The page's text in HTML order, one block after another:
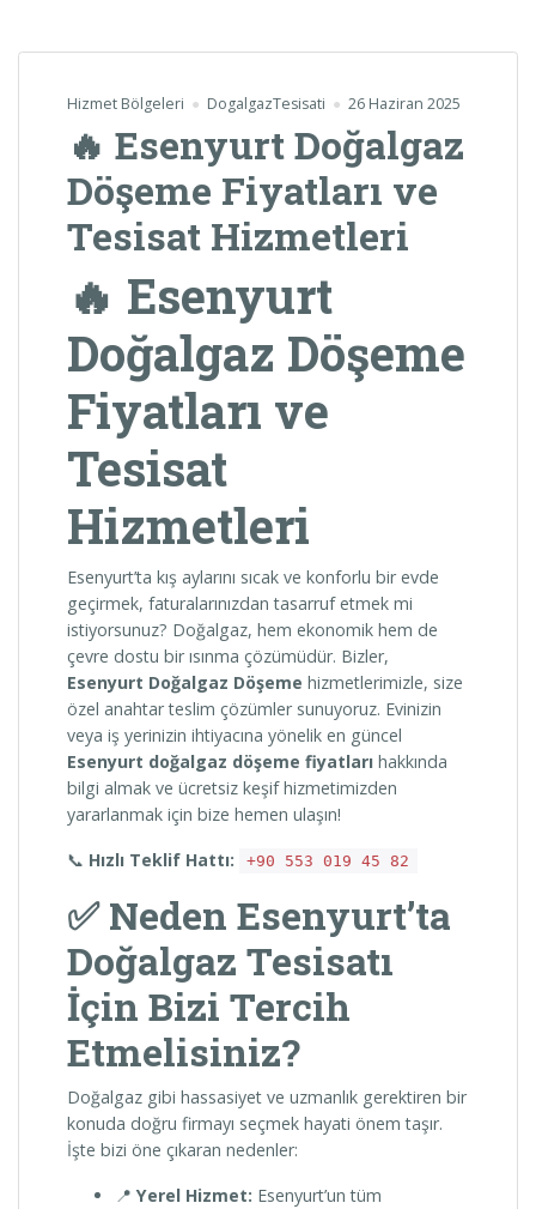
Hizmet Bölgeleri DogalgazTesisati 26 Haziran 2025
🔥 Esenyurt Doğalgaz
Döşeme Fiyatları ve
Tesisat Hizmetleri
🔥 Esenyurt
Doğalgaz Döşeme
Fiyatları ve
Tesisat
Hizmetleri
Esenyurt’ta kış aylarını sıcak ve konforlu bir evde
geçirmek, faturalarınızdan tasarruf etmek mi
istiyorsunuz? Doğalgaz, hem ekonomik hem de
çevre dostu bir ısınma çözümüdür. Bizler,
Esenyurt Doğalgaz Döşeme hizmetlerimizle, size
özel anahtar teslim çözümler sunuyoruz. Evinizin
veya iş yerinizin ihtiyacına yönelik en güncel
Esenyurt doğalgaz döşeme fiyatları hakkında
bilgi almak ve ücretsiz keşif hizmetimizden
yararlanmak için bize hemen ulaşın!
📞 Hızlı Teklif Hattı: +90 553 019 45 82
✅ Neden Esenyurt’ta
Doğalgaz Tesisatı
İçin Bizi Tercih
Etmelisiniz?
Doğalgaz gibi hassasiyet ve uzmanlık gerektiren bir
konuda doğru firmayı seçmek hayati önem taşır.
İşte bizi öne çıkaran nedenler:
📍 Yerel Hizmet: Esenyurt’un tüm